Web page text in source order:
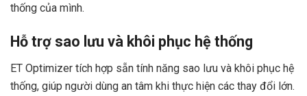
thống của mình.
Hỗ trợ sao lưu và khôi phục hệ thống
ET Optimizer tích hợp sẵn tính năng sao lưu và khôi phục hệ
thống, giúp người dùng an tâm khi thực hiện các thay đổi lớn.